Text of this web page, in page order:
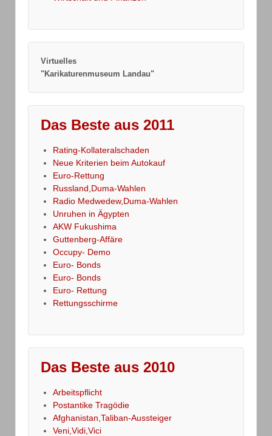
Virtuelles
"Karikaturenmuseum Landau"
Das Beste aus 2011
Rating-Kollateralschaden
Neue Kriterien beim Autokauf
Euro-Rettung
Russland,Duma-Wahlen
Radio Medwedew,Duma-Wahlen
Unruhen in Ägypten
AKW Fukushima
Guttenberg-Affäre
Occupy- Demo
Euro- Bonds
Euro- Bonds
Euro- Rettung
Rettungsschirme
Das Beste aus 2010
Arbeitspflicht
Postantike Tragödie
Afghanistan,Taliban-Aussteiger
Veni,Vidi,Vici